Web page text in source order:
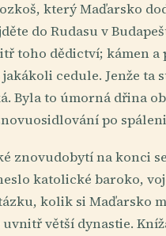
který Maďarsko
do Rudasu v
toho dědictví; kámen a
jakákoli cedule. Jenže ta
Byla to úmorná dřina
po
znovudobytí na konci
katolické baroko,
kolik si Maďarsko
uvnitř větší dynastie.